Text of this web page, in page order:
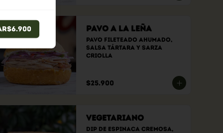
Pavo a la Leña
Pavo fileteado ahumado,
Salsa tártara y sarza
criolla
$25.900
Vegetariano
Dip de espinaca cremosa,
$6.900